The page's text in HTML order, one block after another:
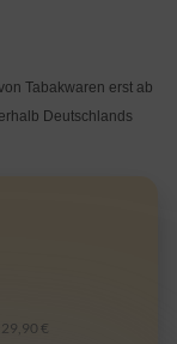
Tabakwaren erst ab
Deutschlands
29,90 €